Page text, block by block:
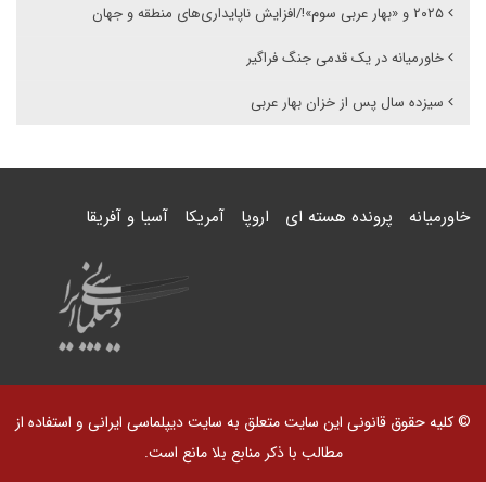
۲۰۲۵ و «بهار عربی سوم»!/افزایش ناپایداری‌های منطقه و جهان
خاورمیانه در یک قدمی جنگ فراگیر
سیزده سال پس از خزان بهار عربی
خاورمیانه پرونده هسته ای اروپا آمریکا آسیا و آفریقا
© کلیه حقوق قانونی این سایت متعلق به سایت دیپلماسی ایرانی و استفاده از
مطالب با ذکر منابع بلا مانع است.